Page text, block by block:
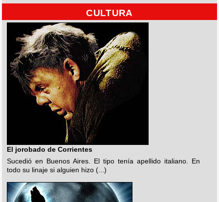
CULTURA
El jorobado de Corrientes
Sucedió en Buenos Aires. El tipo tenía apellido italiano. En
todo su linaje si alguien hizo (...)